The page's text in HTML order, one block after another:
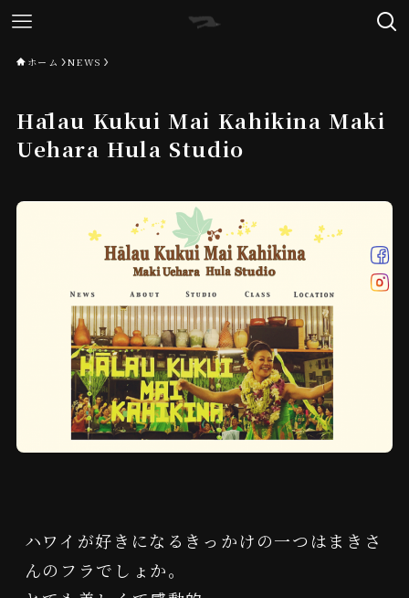
ホーム NEWS
Hālau Kukui Mai Kahikina Maki
Uehara Hula Studio
ハワイが好きになるきっかけの一つはまきさ
んのフラでしょか。